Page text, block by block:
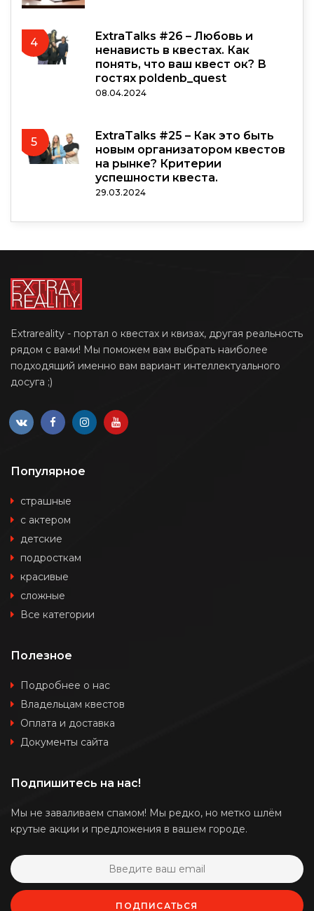
4
ExtraTalks #26 – Любовь и
ненависть в квестах. Как
понять, что ваш квест ок? В
гостях poldenb_quest
08.04.2024
5
ExtraTalks #25 – Как это быть
новым организатором квестов
на рынке? Критерии
успешности квеста.
29.03.2024
Extrareality - портал о квестах и квизах, другая реальность
рядом с вами! Мы поможем вам выбрать наиболее
подходящий именно вам вариант интеллектуального
досуга ;)
Популярное
страшные
с актером
детские
подросткам
красивые
сложные
Все категории
Полезное
Подробнее о нас
Владельцам квестов
Оплата и доставка
Документы сайта
Подпишитесь на нас!
Мы не заваливаем спамом! Мы редко, но метко шлём
крутые акции и предложения в вашем городе.
ПОДПИСАТЬСЯ